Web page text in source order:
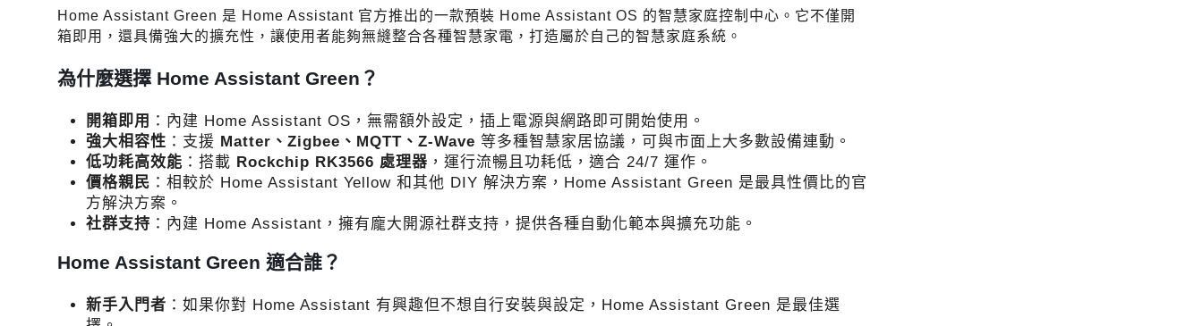
Home Assistant Green 是 Home Assistant 官方推出的一款預裝 Home Assistant OS 的智慧家庭控制中心。它不僅開
箱即用，還具備強大的擴充性，讓使用者能夠無縫整合各種智慧家電，打造屬於自己的智慧家庭系統。
為什麼選擇 Home Assistant Green？
開箱即用 ：內建 Home Assistant OS，無需額外設定，插上電源與網路即可開始使用。
強大相容性 ：支援 Matter、Zigbee、MQTT、Z-Wave 等多種智慧家居協議，可與市面上大多數設備連動。
低功耗高效能 ：搭載 Rockchip RK3566 處理器 ，運行流暢且功耗低，適合 24/7 運作。
價格親民 ：相較於 Home Assistant Yellow 和其他 DIY 解決方案，Home Assistant Green 是最具性價比的官
方解決方案。
社群支持 ：內建 Home Assistant，擁有龐大開源社群支持，提供各種自動化範本與擴充功能。
Home Assistant Green 適合誰？
新手入門者 ：如果你對 Home Assistant 有興趣但不想自行安裝與設定，Home Assistant Green 是最佳選